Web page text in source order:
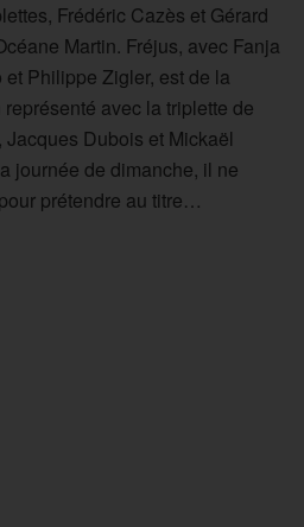
Frédéric Cazès et Gérard
Martin. Fréjus, avec Fanja
Philippe Zigler, est de la
avec la triplette de
Dubois et Mickaël
journée de dimanche, il ne
prétendre au titre…